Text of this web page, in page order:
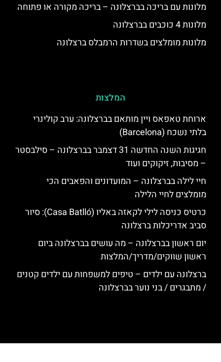
מלונות עם בריכה בברצלונה – בריכה מקורה או פתוחה
מלונות 4 כוכבים בברצלונה
מלונות מומלצים בשדרות הרמבלס ברצלונה
המלצות
ארוחת טאפאס ויין מותאם בברצלונה: ערב קולינרי
בלתי נשכח (Barcelona)
חגיגות השנה החדשה 31 דצמבר בברצלונה – סילבסטר
– מסיבות, זיקוקים ועוד
חיי לילה בברצלונה – המועדונים והפאבים הכי
מומלצים לחיי הלילה
כרטיס כניסה לילי לקאזה באליו (Casa Batlló): סיור
סביב אדריכלות ברצלונה
יום ראשון בברצלונה – מה עושים בברצלונה ביום
ראשון שווקים/מדריך/המלצות
ברצלונה עם ילדים – טיפים למשפחות עם ילדים קטנים
/ מתבגרים / בני נוער בברצלונה